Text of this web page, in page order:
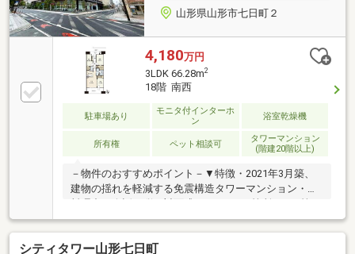
山形県山形市七日町２
4,180万円
3LDK 66.28m2
18階 南西
駐車場あり
モニタ付インターホ
ン
浴室乾燥機
所有権 ペット相談可
タワーマンション
(階建20階以上)
－物件のおすすめポイント－▼特徴・2021年3月築、
建物の揺れを軽減する免震構造タワーマンション・お
室内各所に収納スペースを確保・お手入れしやすい全
居室フローリング仕様・ペット飼育可能(規約制限
有)▼設備・浴室乾燥機・エコジョーズ・ペアサッシ・
シティタワー山形七日町